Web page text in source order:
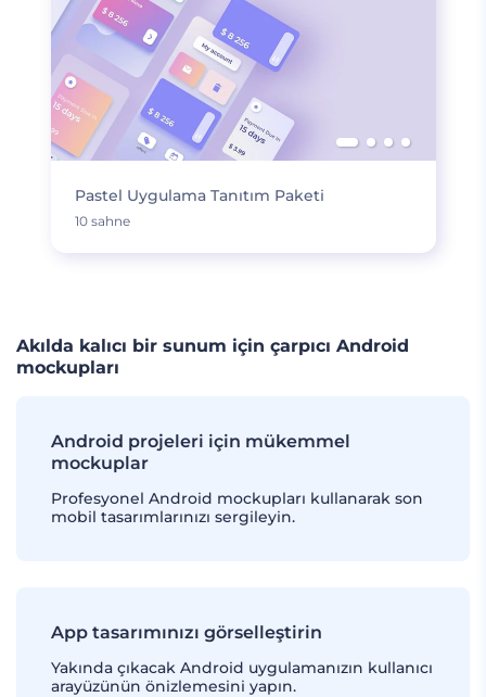
Pastel Uygulama Tanıtım Paketi
10 sahne
Akılda kalıcı bir sunum için çarpıcı Android
mockupları
Android projeleri için mükemmel
mockuplar
Profesyonel Android mockupları kullanarak son
mobil tasarımlarınızı sergileyin.
App tasarımınızı görselleştirin
Yakında çıkacak Android uygulamanızın kullanıcı
arayüzünün önizlemesini yapın.